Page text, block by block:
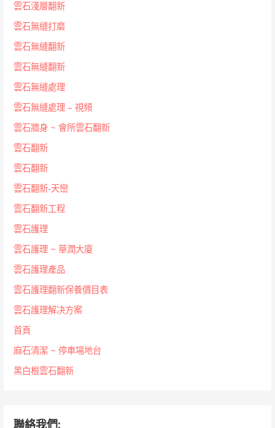
雲石淺層翻新
雲石無縫打磨
雲石無縫翻新
雲石無縫翻新
雲石無縫處理
雲石無縫處理 – 視頻
雲石牆身 ~ 會所雲石翻新
雲石翻新
雲石翻新
雲石翻新-天巒
雲石翻新工程
雲石護理
雲石護理 ~ 華潤大廈
雲石護理產品
雲石護理翻新保養價目表
雲石護理解决方案
首頁
麻石清潔 ~ 停車場地台
黑白根雲石翻新
聯絡我們: